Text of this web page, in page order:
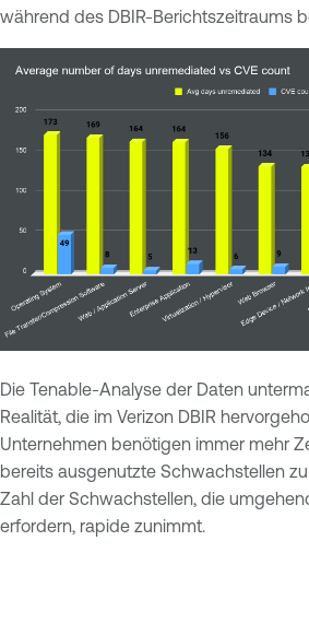
während des DBIR-Berichtszeitraums
Die Tenable-Analyse der Daten
Realität, die im Verizon DBIR
Unternehmen benötigen immer mehr
bereits ausgenutzte Schwachstellen
Zahl der Schwachstellen, die
erfordern, rapide zunimmt.